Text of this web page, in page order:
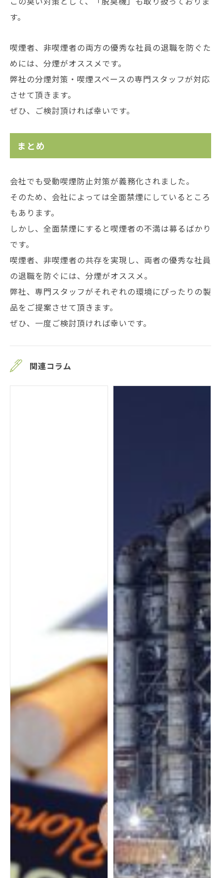
す。
喫煙者、非喫煙者の両方の優秀な社員の退職を防ぐた
めには、分煙がオススメです。
弊社の分煙対策・喫煙スペースの専門スタッフが対応
させて頂きます。
ぜひ、ご検討頂ければ幸いです。
まとめ
会社でも受動喫煙防止対策が義務化されました。
そのため、会社によっては全面禁煙にしているところ
もあります。
しかし、全面禁煙にすると喫煙者の不満は募るばかり
です。
喫煙者、非喫煙者の共存を実現し、両者の優秀な社員
の退職を防ぐには、分煙がオススメ。
弊社、専門スタッフがそれぞれの環境にぴったりの製
品をご提案させて頂きます。
ぜひ、一度ご検討頂ければ幸いです。
関連コラム